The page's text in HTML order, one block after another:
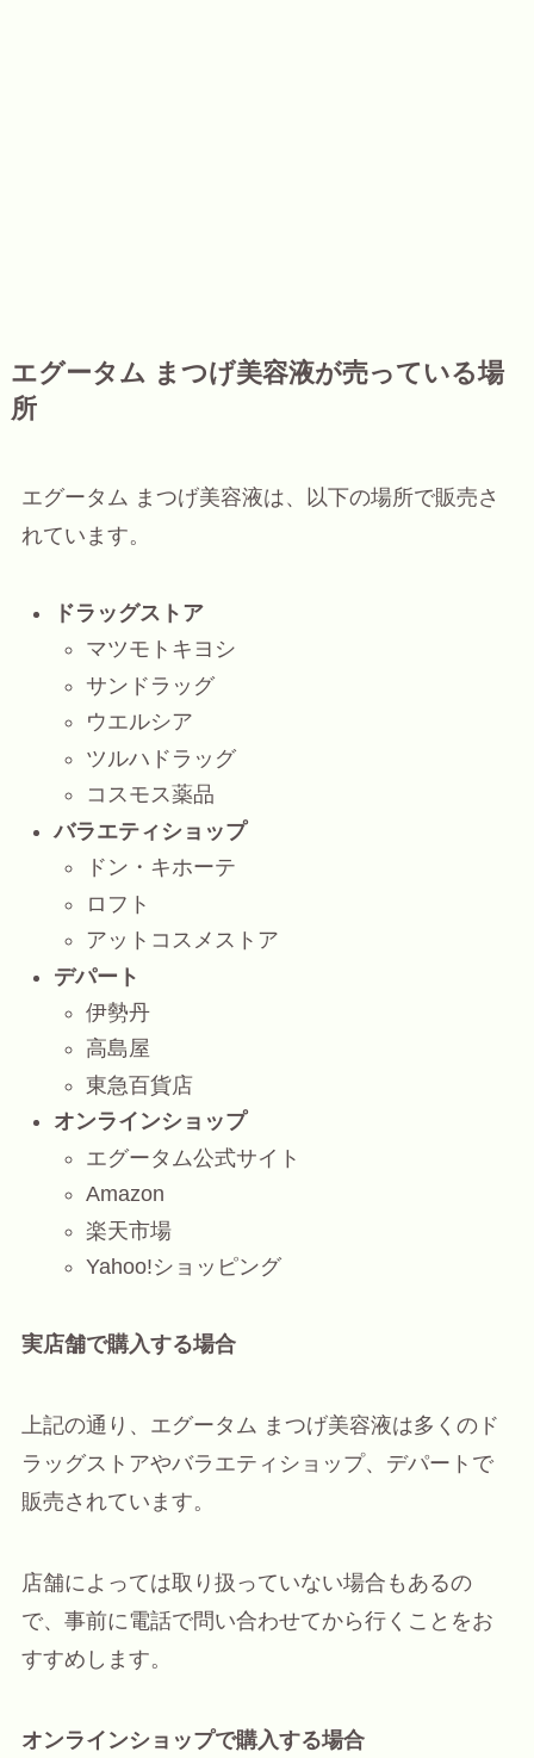
エグータム まつげ美容液が売っている場
所
エグータム まつげ美容液は、以下の場所で販売さ
れています。
ドラッグストア
マツモトキヨシ
サンドラッグ
ウエルシア
ツルハドラッグ
コスモス薬品
バラエティショップ
ドン・キホーテ
ロフト
アットコスメストア
デパート
伊勢丹
高島屋
東急百貨店
オンラインショップ
エグータム公式サイト
Amazon
楽天市場
Yahoo!ショッピング
実店舗で購入する場合
上記の通り、エグータム まつげ美容液は多くのド
ラッグストアやバラエティショップ、デパートで
販売されています。
店舗によっては取り扱っていない場合もあるの
で、事前に電話で問い合わせてから行くことをお
すすめします。
オンラインショップで購入する場合